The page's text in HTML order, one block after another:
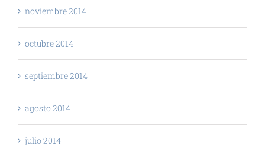
noviembre 2014
octubre 2014
septiembre 2014
agosto 2014
julio 2014